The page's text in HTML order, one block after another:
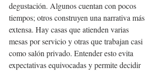
degustación. Algunos cuentan con pocos
tiempos; otros construyen una narrativa más
extensa. Hay casas que atienden varias
mesas por servicio y otras que trabajan casi
como salón privado. Entender esto evita
expectativas equivocadas y permite decidir